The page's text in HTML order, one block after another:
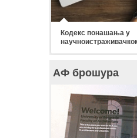
Кодекс понашања у
АФ брошура